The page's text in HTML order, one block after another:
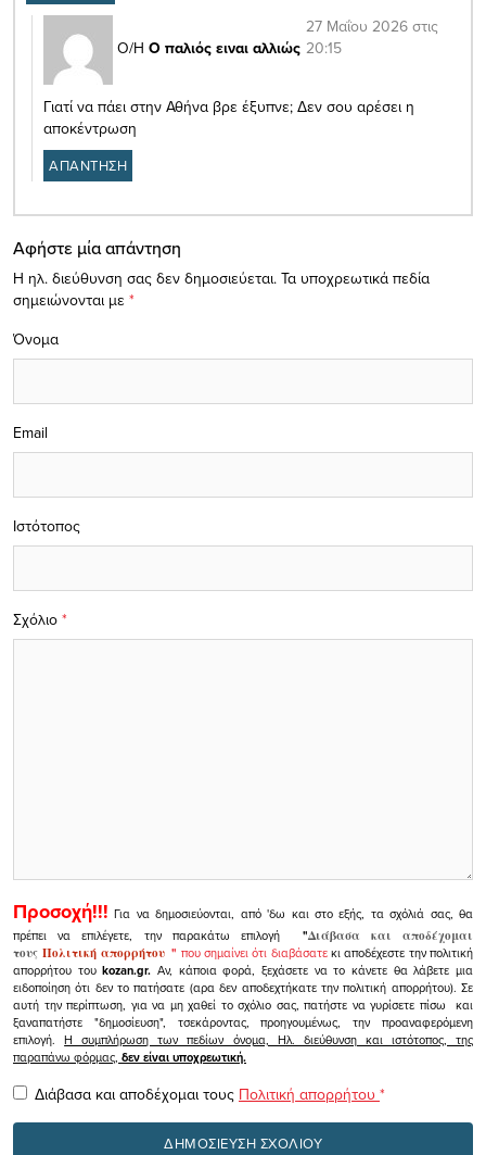
Ο/Η Ο παλιός ειναι αλλιώς
27 Μαΐου 2026 στις
20:15
Γιατί να πάει στην Αθήνα βρε έξυπνε; Δεν σου αρέσει η
αποκέντρωση
ΑΠΑΝΤΗΣΗ
Αφήστε μία απάντηση
Η ηλ. διεύθυνση σας δεν δημοσιεύεται. Τα υποχρεωτικά πεδία
σημειώνονται με *
Σχόλιο *
Όνομα
Email
Ιστότοπος
Προσοχή!!! Για να δημοσιεύονται, από 'δω και στο εξής, τα σχόλιά σας, θα
πρέπει να επιλέγετε, την παρακάτω επιλογή
"Διάβασα και αποδέχομαι
τουςΠολιτική απορρήτου" που σημαίνει ότι διαβάσατεκι αποδέχεστε την πολιτική
απορρήτου τουkozan.gr. Αν, κάποια φορά, ξεχάσετε να το κάνετε θα λάβετε μια
ειδοποίηση ότι δεν το πατήσατε (αρα δεν αποδεχτήκατε την πολιτική απορρήτου). Σε
αυτή την περίπτωση, για να μη χαθεί το σχόλιο σας, πατήστε να γυρίσετε πίσω και
ξαναπατήστε "δημοσίευση", τσεκάροντας, προηγουμένως, την προαναφερόμενη
επιλογή.Η συμπλήρωση των πεδίων όνομα, Ηλ. διεύθυνση και ιστότοπος, της
παραπάνω φόρμας, δεν είναι υποχρεωτική.
Διάβασα και αποδέχομαι τους Πολιτική απορρήτου *